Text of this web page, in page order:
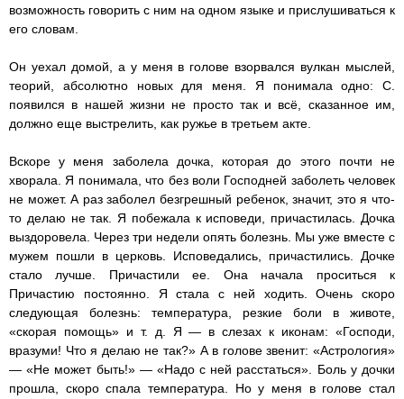
возможность говорить с ним на одном языке и прислушиваться к
его словам.
Он уехал домой, а у меня в голове взорвался вулкан мыслей,
теорий, абсолютно новых для меня. Я понимала одно: С.
появился в нашей жизни не просто так и всё, сказанное им,
должно еще выстрелить, как ружье в третьем акте.
Вскоре у меня заболела дочка, которая до этого почти не
хворала. Я понимала, что без воли Господней заболеть человек
не может. А раз заболел безгрешный ребенок, значит, это я что-
то делаю не так. Я побежала к исповеди, причастилась. Дочка
выздоровела. Через три недели опять болезнь. Мы уже вместе с
мужем пошли в церковь. Исповедались, причастились. Дочке
стало лучше. Причастили ее. Она начала проситься к
Причастию постоянно. Я стала с ней ходить. Очень скоро
следующая болезнь: температура, резкие боли в животе,
«скорая помощь» и т. д. Я — в слезах к иконам: «Господи,
вразуми! Что я делаю не так?» А в голове звенит: «Астрология»
— «Не может быть!» — «Надо с ней расстаться». Боль у дочки
прошла, скоро спала температура. Но у меня в голове стал